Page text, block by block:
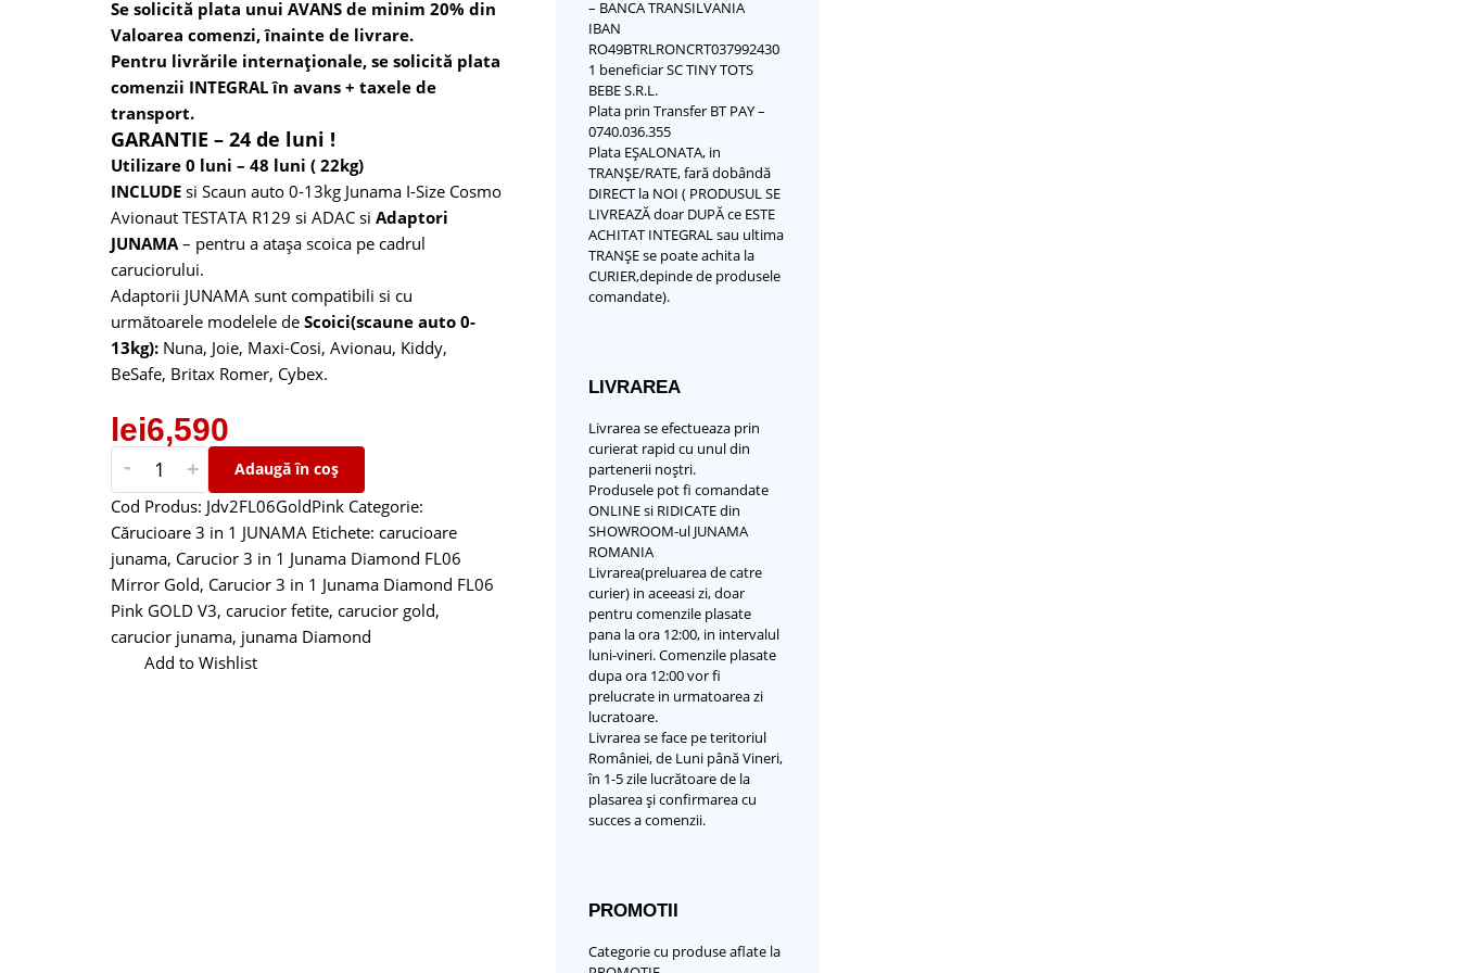
Se solicită plata unui AVANS de minim 20% din
Valoarea comenzi, înainte de livrare.
Pentru livrările internaționale, se solicită plata
comenzii INTEGRAL în avans + taxele de
transport.
GARANTIE – 24 de luni !
Utilizare 0 luni – 48 luni ( 22kg)
INCLUDE si Scaun auto 0-13kg Junama I-Size Cosmo
Avionaut TESTATA R129 si ADAC si Adaptori
JUNAMA– pentru a atașa scoica pe cadrul
caruciorului.
Adaptorii JUNAMA sunt compatibili si cu
următoarele modelele de Scoici(scaune auto 0-
13kg): Nuna, Joie, Maxi-Cosi, Avionau, Kiddy,
BeSafe, Britax Romer, Cybex.
lei6,590
- + Adaugă în coș
Cod Produs: Jdv2FL06GoldPink Categorie:
Cărucioare 3 in 1 JUNAMA Etichete: carucioare
junama, Carucior 3 in 1 Junama Diamond FL06
Mirror Gold, Carucior 3 in 1 Junama Diamond FL06
Pink GOLD V3, carucior fetite, carucior gold,
carucior junama, junama Diamond
Add to Wishlist
– BANCA TRANSILVANIA
IBAN
RO49BTRLRONCRT037992430
1 beneficiar SC TINY TOTS
BEBE S.R.L.
Plata prin Transfer BT PAY –
0740.036.355
Plata EȘALONATA, in
TRANȘE/RATE, fară dobândă
DIRECT la NOI ( PRODUSUL SE
LIVREAZĂ doar DUPĂ ce ESTE
ACHITAT INTEGRAL sau ultima
TRANȘE se poate achita la
CURIER,depinde de produsele
comandate).
LIVRAREA
Livrarea se efectueaza prin
curierat rapid cu unul din
partenerii noștri.
Produsele pot fi comandate
ONLINE si RIDICATE din
SHOWROOM-ul JUNAMA
ROMANIA
Livrarea(preluarea de catre
curier) in aceeasi zi, doar
pentru comenzile plasate
pana la ora 12:00, in intervalul
luni-vineri. Comenzile plasate
dupa ora 12:00 vor fi
prelucrate in urmatoarea zi
lucratoare.
Livrarea se face pe teritoriul
României, de Luni până Vineri,
în 1-5 zile lucrătoare de la
plasarea și confirmarea cu
succes a comenzii.
PROMOTII
Categorie cu produse aflate la